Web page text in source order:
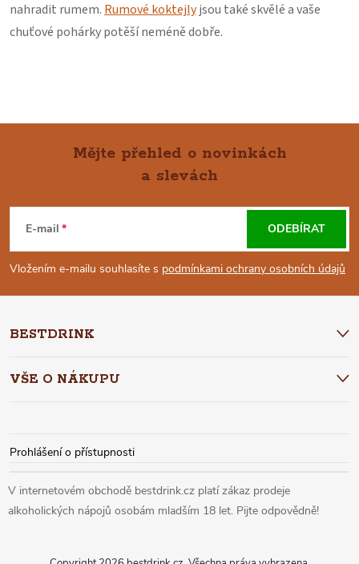
nahradit rumem. Rumové koktejlyjsou také skvělé a vaše
chuťové pohárky potěší neméně dobře.
P
Mějte přehled o novinkách
a slevách
E-mail
Vložením e-mailu souhlasíte s podmínkami ochrany osobních údajů
ODEBÍRAT
BESTDRINK
VŠE O NÁKUPU
Prohlášení o přístupnosti